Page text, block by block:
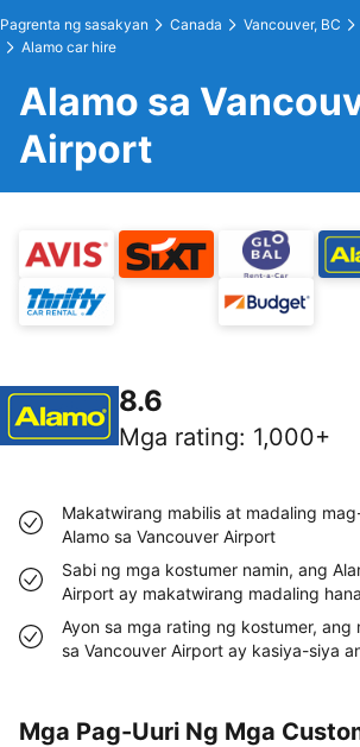
Pagrenta ng sasakyan Canada Vancouver, BC
Alamo car hire
Alamo sa
Airport
8.6
Mga rating: 1,000+
Makatwirang mabilis at madaling
Alamo sa Vancouver Airport
Sabi ng mga kostumer namin, ang
Airport ay makatwirang madaling
Ayon sa mga rating ng kostumer, ang
sa Vancouver Airport ay kasiya-siya
Mga Pag-Uuri Ng Mga